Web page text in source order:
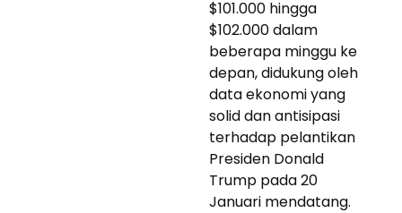
$101.000 hingga
$102.000 dalam
beberapa minggu ke
depan, didukung oleh
data ekonomi yang
solid dan antisipasi
terhadap pelantikan
Presiden Donald
Trump pada 20
Januari mendatang.